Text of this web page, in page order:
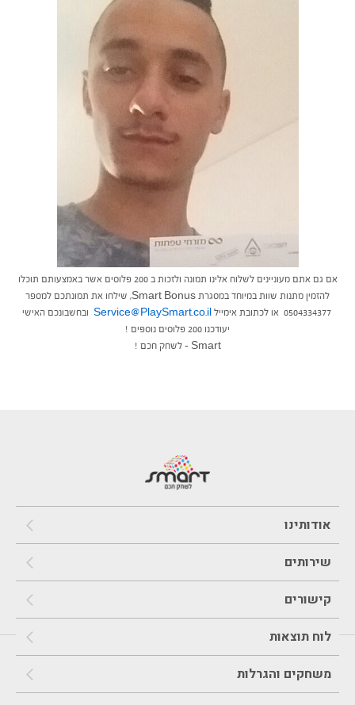
אם גם אתם מעוניינים לשלוח אלינו תמונה ולזכות ב 200 פלוסים אשר באמצעותם תוכלו
להזמין מתנות שוות במיוחד במסגרת Smart Bonus, שילחו את תמונתכם למספר
0504334377 או לכתובת אימייל
Service@PlaySmart.co.il ובחשבונכם האישי
יעודכנו 200 פלוסים נוספים !
Smart – לשחק חכם !
אודותינו
שירותים
קישורים
לוח תוצאות
משחקים והגרלות